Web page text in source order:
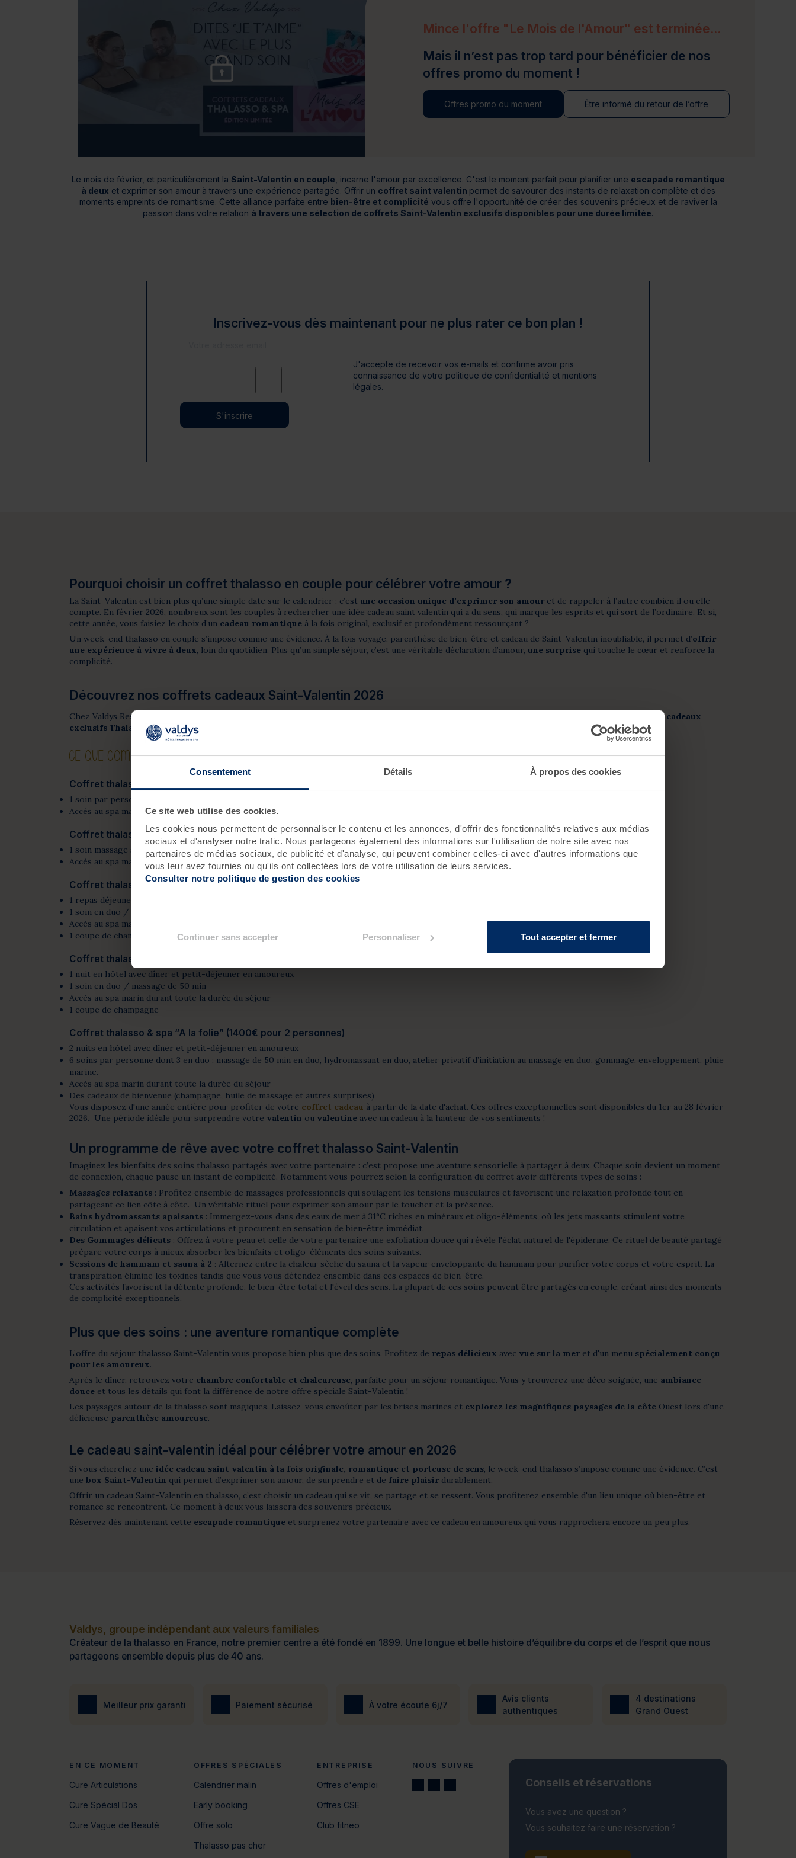
Consentement Détails À propos des cookies
Ce site web utilise des cookies.
Les cookies nous permettent de personnaliser le contenu et les annonces, d'offrir des fonctionnalités relatives aux médias
sociaux et d'analyser notre trafic. Nous partageons également des informations sur l'utilisation de notre site avec nos
partenaires de médias sociaux, de publicité et d'analyse, qui peuvent combiner celles-ci avec d'autres informations que
vous leur avez fournies ou qu'ils ont collectées lors de votre utilisation de leurs services.
Consulter notre politique de gestion des cookies
Continuer sans accepter Personnaliser Tout accepter et fermer
Sur-mesure
Cure de 6 jours et +
Mini-cure 3 à 5 jours
Mince l'offre "Le Mois de l'Amour" est terminée...
Mais il n’est pas trop tard pour bénéficier de nos
offres promo du moment !
Offres promo du moment Être informé du retour de l’offre
Le mois de février, et particulièrement la Saint-Valentin en couple , incarne l'amour par excellence. C'est le moment parfait pour planifier une escapade romantique
à deux et exprimer son amour à travers une expérience partagée. Offrir un coffret saint valentin permet de savourer des instants de relaxation complète et des
moments empreints de romantisme. Cette alliance parfaite entre bien-être et complicité vous offre l'opportunité de créer des souvenirs précieux et de raviver la
passion dans votre relation à travers une sélection de coffrets Saint-Valentin exclusifs disponibles pour une durée limitée.
Inscrivez-vous dès maintenant pour ne plus rater ce bon plan !
J'accepte de recevoir vos e-mails et confirme avoir pris
connaissance de votre politique de confidentialité et mentions
légales.
S'inscrire
Pourquoi choisir un coffret thalasso en couple pour célébrer votre amour ?
La Saint-Valentin est bien plus qu’une simple date sur le calendrier : c’est une occasion unique d’exprimer son amour et de rappeler à l’autre combien il ou elle
compte. En février 2026, nombreux sont les couples à rechercher une idée cadeau saint valentin qui a du sens, qui marque les esprits et qui sort de l’ordinaire. Et si,
cette année, vous faisiez le choix d’un cadeau romantique à la fois original, exclusif et profondément ressourçant ?
Un week-end thalasso en couple s’impose comme une évidence. À la fois voyage, parenthèse de bien-être et cadeau de Saint-Valentin inoubliable, il permet d’offrir
une expérience à vivre à deux, loin du quotidien. Plus qu’un simple séjour, c’est une véritable déclaration d’amour, une surprise qui touche le cœur et renforce la
complicité.
Découvrez nos coffrets cadeaux Saint-Valentin 2026
Chez Valdys Resort,
5 coffrets cadeaux
exclusifs Thalasso & Spa, spécialement
CE QUE COMPREND CHAQUE COFFRET CADEAU VALDYS EN ÉDITION LIMITÉ
Coffret thalasso & spa “rien que pour nous” (240€ pour 2 personnes) - Nouveauté 2026
1 soin par personne / massage signature Valdys “ vague de de sérénité ” de 50 min
Accès au spa marin toute la journée
Coffret thalasso & spa “rien que pour toi” (120€ pour 1 personne) - Nouveauté 2026
1 soin massage signature Valdys “ vague de de sérénité ” de 50 min
Accès au spa marin toute la journée
Coffret thalasso & spa “Beaucoup” (310€ pour 2 personnes)
1 repas déjeuner ou dîner en amoureux
1 soin en duo / massage de 50 min
Accès au spa marin toute la journée
1 coupe de champagne
Coffret thalasso & spa “Passionnément” (550€ pour 2 personnes)
1 nuit en hôtel avec dîner et petit-déjeuner en amoureux
1 soin en duo / massage de 50 min
Accès au spa marin durant toute la durée du séjour
1 coupe de champagne
Coffret thalasso & spa “A la folie” (1400€ pour 2 personnes)
2 nuits en hôtel avec dîner et petit-déjeuner en amoureux
6 soins par personne dont 3 en duo : massage de 50 min en duo, hydromassant en duo, atelier privatif d’initiation au massage en duo, gommage, enveloppement, pluie
marine.
Accès au spa marin durant toute la durée du séjour
Des cadeaux de bienvenue (champagne, huile de massage et autres surprises)
Vous disposez d'une année entière pour profiter de votre coffret cadeau à partir de la date d'achat. Ces offres exceptionnelles sont disponibles du 1er au 28 février
2026. Une période idéale pour surprendre votre valentin ou valentine avec un cadeau à la hauteur de vos sentiments !
Un programme de rêve avec votre coffret thalasso Saint-Valentin
Imaginez les bienfaits des soins thalasso partagés avec votre partenaire : c’est propose une aventure sensorielle à partager à deux. Chaque soin devient un moment
de connexion, chaque pause un instant de complicité. Notamment vous pourrez selon la configuration du coffret avoir différents types de soins :
Massages relaxants : Profitez ensemble de massages professionnels qui soulagent les tensions musculaires et favorisent une relaxation profonde tout en
partageant ce lien côte à côte. Un véritable rituel pour exprimer son amour par le toucher et la présence.
Bains hydromassants apaisants : Immergez-vous dans des eaux de mer à 31°C riches en minéraux et oligo-éléments, où les jets massants stimulent votre
circulation et apaisent vos articulations et procurent en sensation de bien-être immédiat.
Des Gommages délicats : Offrez à votre peau et celle de votre partenaire une exfoliation douce qui révèle l'éclat naturel de l'épiderme. Ce rituel de beauté partagé
prépare votre corps à mieux absorber les bienfaits et oligo-éléments des soins suivants.
Sessions de hammam et sauna à 2 : Alternez entre la chaleur sèche du sauna et la vapeur enveloppante du hammam pour purifier votre corps et votre esprit. La
transpiration élimine les toxines tandis que vous vous détendez ensemble dans ces espaces de bien-être.
Ces activités favorisent la détente profonde, le bien-être total et l'éveil des sens. La plupart de ces soins peuvent être partagés en couple, créant ainsi des moments
de complicité exceptionnels.
Plus que des soins : une aventure romantique complète
L’offre du séjour thalasso Saint-Valentin vous propose bien plus que des soins. Profitez de repas délicieux avec vue sur la mer et d'un menu spécialement conçu
pour les amoureux.
Après le dîner, retrouvez votre chambre confortable et chaleureuse, parfaite pour un séjour romantique. Vous y trouverez une déco soignée, une ambiance
douce et tous les détails qui font la différence de notre offre spéciale Saint-Valentin !
Les paysages autour de la thalasso sont magiques. Laissez-vous envoûter par les brises marines et explorez les magnifiques paysages de la côte Ouest lors d'une
délicieuse parenthèse amoureuse.
Le cadeau saint-valentin idéal pour célébrer votre amour en 2026
Si vous cherchez une idée cadeau saint valentin à la fois originale, romantique et porteuse de sens, le week-end thalasso s’impose comme une évidence. C’est
une box Saint-Valentin qui permet d’exprimer son amour, de surprendre et de faire plaisir durablement.
Offrir un cadeau Saint-Valentin en thalasso, c’est choisir un cadeau qui se vit, se partage et se ressent. Vous profiterez ensemble d'un lieu unique où bien-être et
romance se rencontrent. Ce moment à deux vous laissera des souvenirs précieux.
Réservez dès maintenant cette escapade romantique et surprenez votre partenaire avec ce cadeau en amoureux qui vous rapprochera encore un peu plus.
Valdys, groupe indépendant aux valeurs familiales
Créateur de la thalasso en France, notre premier centre a été fondé en 1899. Une longue et belle histoire d’équilibre du corps et de l’esprit que nous
partageons ensemble depuis plus de 40 ans.
Meilleur prix garanti Paiement sécurisé À votre écoute 6j/7
Avis clients
authentiques
4 destinations
Grand Ouest
EN CE MOMENT
Cure Articulations
Cure Spécial Dos
Cure Vague de Beauté
OFFRES SPÉCIALES
Calendrier malin
Early booking
Offre solo
Thalasso pas cher
ENTREPRISE
Offres d'emploi
Offres CSE
Club fitneo
NOUS SUIVRE
Conseils et réservations
Vous avez une question ?
Vous souhaitez faire une réservation ?